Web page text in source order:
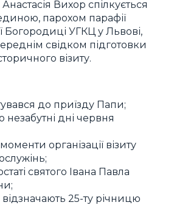
Вихор спілкується
парохом парафії
Богородиці УГКЦ у Львові,
свідком підготовки
візиту.
до приїзду Папи;
незабутні дні червня
організації візиту
святого Івана Павла
відзначають 25-ту річницю